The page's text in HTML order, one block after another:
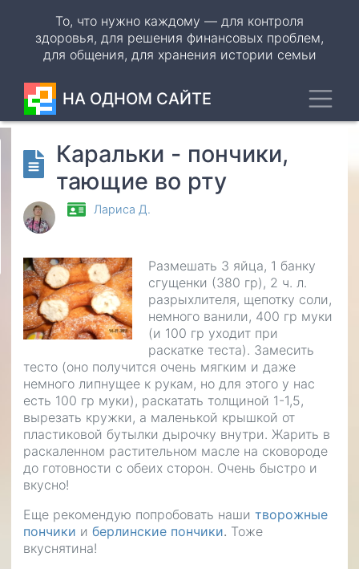
основному
содержанию
То, что нужно каждому — для контроля
здоровья, для решения финансовых проблем,
для общения, для хранения истории семьи
НА ОДНОМ САЙТЕ
Каральки - пончики,
тающие во рту
Лариса Д.
Размешать 3 яйца, 1 банку
сгущенки (380 гр), 2 ч. л.
разрыхлителя, щепотку соли,
немного ванили, 400 гр муки
(и 100 гр уходит при
раскатке теста). Замесить
тесто (оно получится очень мягким и даже
немного липнущее к рукам, но для этого у нас
есть 100 гр муки), раскатать толщиной 1-1,5,
вырезать кружки, а маленькой крышкой от
пластиковой бутылки дырочку внутри. Жарить в
раскаленном растительном масле на сковороде
до готовности с обеих сторон. Очень быстро и
вкусно!
Еще рекомендую попробовать наши творожные
пончики и берлинские пончики. Тоже
вкуснятина!